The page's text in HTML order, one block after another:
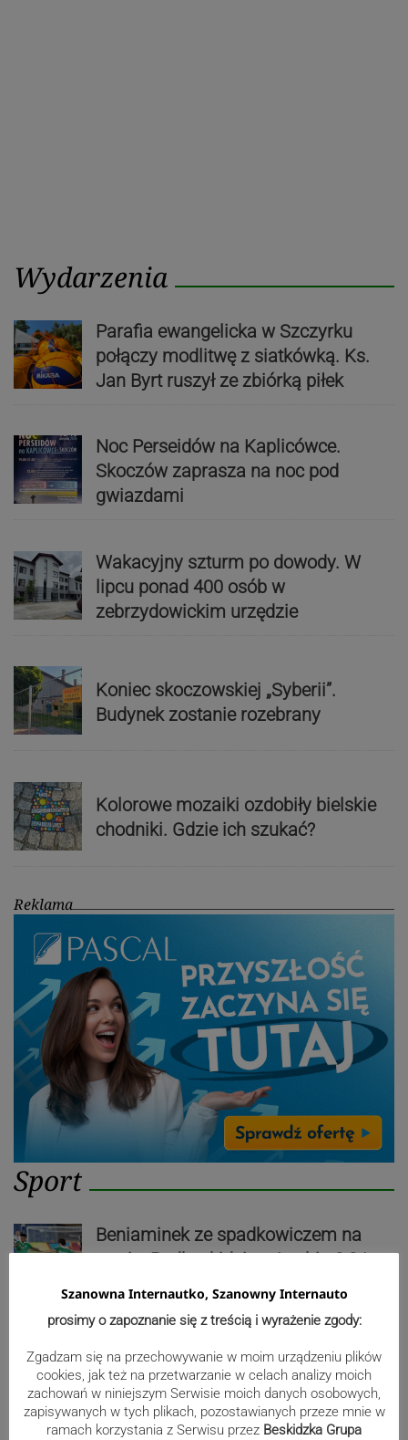
Wydarzenia
Parafia ewangelicka w Szczyrku
połączy modlitwę z siatkówką. Ks.
Jan Byrt ruszył ze zbiórką piłek
Noc Perseidów na Kaplicówce.
Skoczów zaprasza na noc pod
gwiazdami
Wakacyjny szturm po dowody. W
lipcu ponad 400 osób w
zebrzydowickim urzędzie
Koniec skoczowskiej „Syberii”.
Budynek zostanie rozebrany
Kolorowe mozaiki ozdobiły bielskie
chodniki. Gdzie ich szukać?
Reklama
Sport
Beniaminek ze spadkowiczem na
remis. Podbeskidzie – Lechia 2:2 |
ZDJĘCIA
Biało-zieloni nadal niepokonani.
Rekord – Stal 3:1 | ZDJĘCIA
Szanowna Internautko, Szanowny Internauto
prosimy o zapoznanie się z treścią i wyrażenie zgody:
Zgadzam się na przechowywanie w moim urządzeniu plików
cookies, jak też na przetwarzanie w celach analizy moich
zachowań w niniejszym Serwisie moich danych osobowych,
zapisywanych w tych plikach, pozostawianych przeze mnie w
ramach korzystania z Serwisu przez Beskidzka Grupa